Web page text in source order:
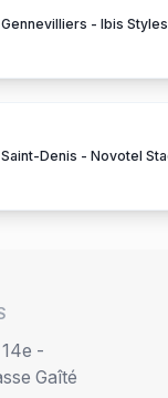
- Ibis Styles
-
Gaîté